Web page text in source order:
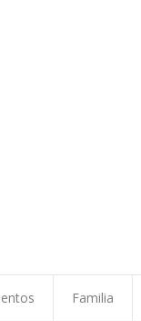
Familia